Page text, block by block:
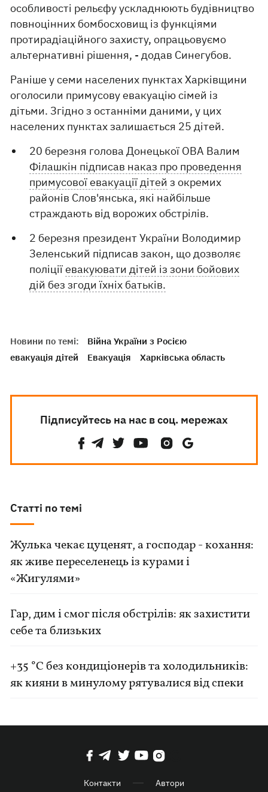
особливості рельєфу ускладнюють будівництво
повноцінних бомбосховищ із функціями
протирадіаційного захисту, опрацьовуємо
альтернативні рішення, - додав Синегубов.
Раніше у семи населених пунктах Харківщини
оголосили примусову евакуацію сімей із
дітьми. Згідно з останніми даними, у цих
населених пунктах залишається 25 дітей.
20 березня голова Донецької ОВА Валим
Філашкін підписав наказ про проведення
примусової евакуації дітей з окремих
районів Слов'янська, які найбільше
страждають від ворожих обстрілів.
2 березня президент України Володимир
Зеленський підписав закон, що дозволяє
поліціїевакуювати дітей із зони бойових
дій без згоди їхніх батьків.
Новини по темі:
Війна України з Росією
евакуація дітей
Евакуація Харківська область
Підписуйтесь на нас в соц. мережах
Статті по темі
Жулька чекає цуценят, а господар - кохання:
як живе переселенець із курами і
«Жигулями»
Гар, дим і смог після обстрілів: як захистити
себе та близьких
+35 °C без кондиціонерів та холодильників:
як кияни в минулому рятувалися від спеки
Контакти Автори